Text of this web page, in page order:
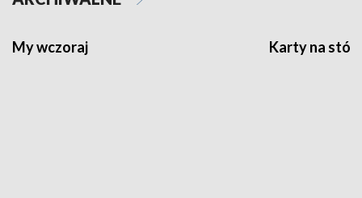
My wczoraj Karty na